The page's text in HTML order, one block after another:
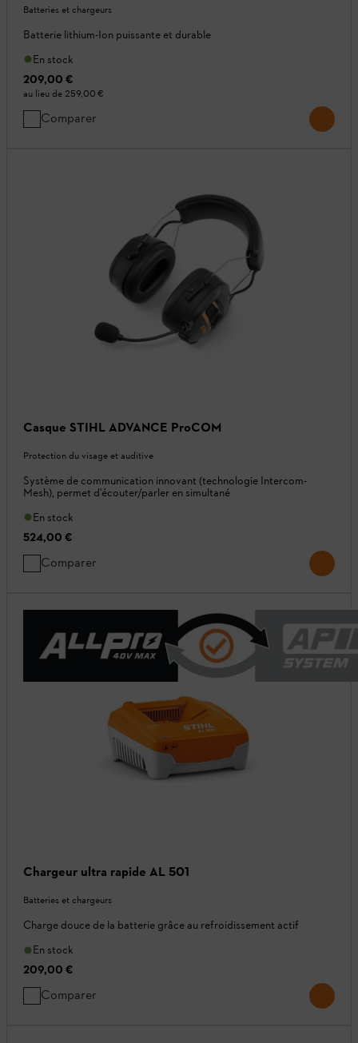
Batteries et chargeurs
Batterie lithium-Ion puissante et durable
En stock
209,00 €
au lieu de 259,00 €
Comparer
Casque STIHL ADVANCE ProCOM
Protection du visage et auditive
Système de communication innovant (technologie Intercom-
Mesh), permet d'écouter/parler en simultané
En stock
524,00 €
Comparer
Chargeur ultra rapide AL 501
Batteries et chargeurs
Charge douce de la batterie grâce au refroidissement actif
En stock
209,00 €
Comparer